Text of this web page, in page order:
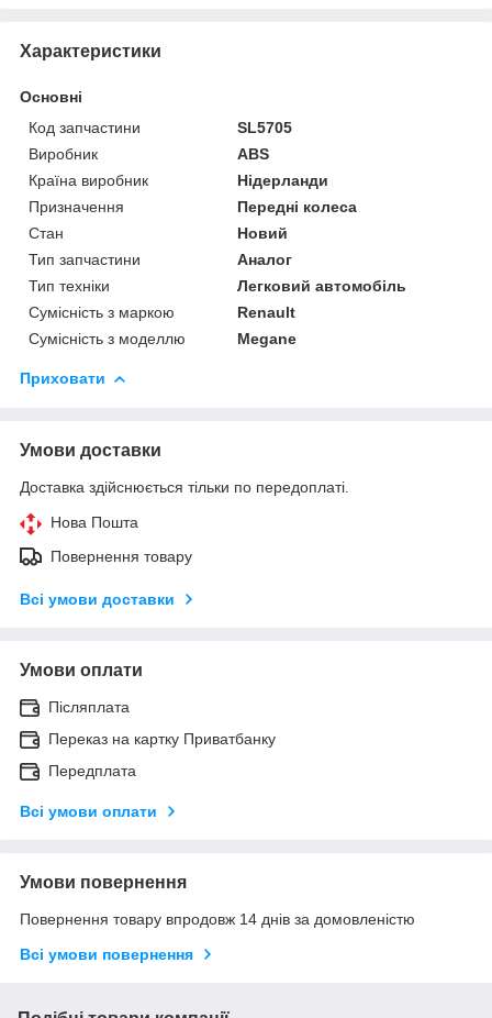
Характеристики
Основні
Код запчастини
SL5705
Виробник
ABS
Країна виробник
Нідерланди
Призначення
Передні колеса
Стан
Новий
Тип запчастини
Аналог
Тип техніки
Легковий автомобіль
Сумісність з маркою
Renault
Сумісність з моделлю
Megane
Приховати
Умови доставки
Доставка здійснюється тільки по передоплаті.
Нова Пошта
Повернення товару
Всі умови доставки
Умови оплати
Післяплата
Переказ на картку Приватбанку
Передплата
Всі умови оплати
Умови повернення
Повернення товару впродовж 14 днів за домовленістю
Всі умови повернення